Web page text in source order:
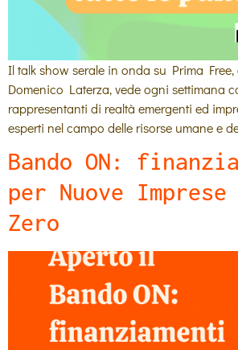
Il talk show serale in onda su Prima
Domenico Laterza, vede ogni settimana
rappresentanti di realtà emergenti ed
esperti nel campo delle risorse umane e
Bando ON:
per Nuove Imprese
Zero